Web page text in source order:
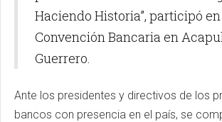
Haciendo Historia”, participó
Convención Bancaria en
Guerrero.
Ante los presidentes y directivos de los
bancos con presencia en el país, se